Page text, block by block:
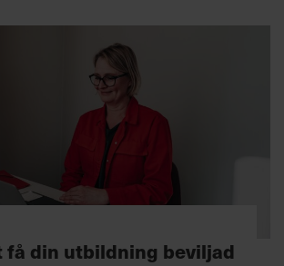
få din utbildning beviljad